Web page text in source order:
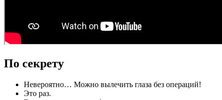
По секрету
Невероятно… Можно вылечить глаза без операций!
Это раз.